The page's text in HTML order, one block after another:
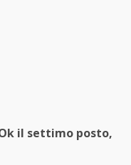
il settimo posto,